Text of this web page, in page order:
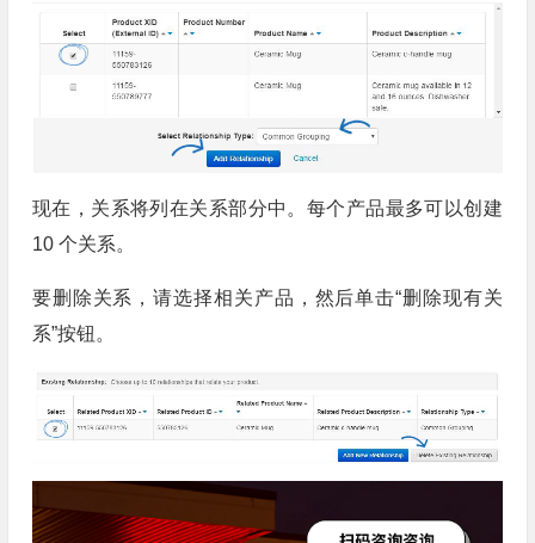
现在，关系将列在关系部分中。每个产品最多可以创建
10 个关系。
要删除关系，请选择相关产品，然后单击“删除现有关
系”按钮。